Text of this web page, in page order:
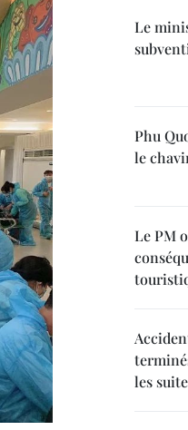
Le
Phu
le
Le PM
les